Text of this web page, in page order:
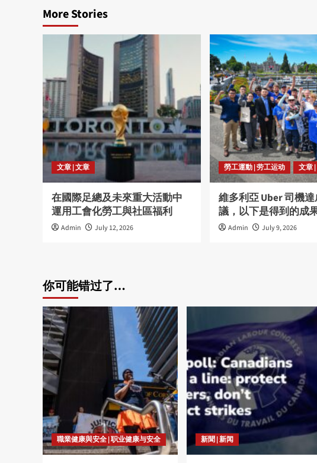
More Stories
文章 | 文章
在國際足總及未來重大活動中
運用工會化勞工與社區福利
Admin July 12, 2026
勞工運動 | 劳工运动 文章
維多利亞 Uber 司機
議，以下是得到的成
Admin July 9, 2026
你可能错过了…
職業健康與安全 | 职业健康与安全 新聞 | 新闻